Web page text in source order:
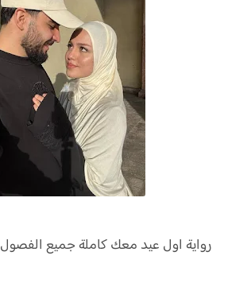
رواية اول عيد معك كاملة جميع الفصول